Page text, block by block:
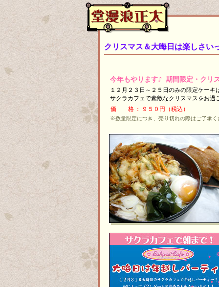
クリスマス＆大晦日は楽しさい
今年もやります♪ 期間限定・クリ
１２月２３日～２５日のみの限定ケーキ
サクラカフェで素敵なクリスマスをお過
価 格 ： ９５０円（税込）
※数量限定につき、売り切れの際はご了承く